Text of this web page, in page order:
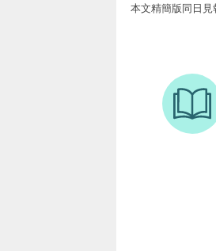
本文精簡版同日見